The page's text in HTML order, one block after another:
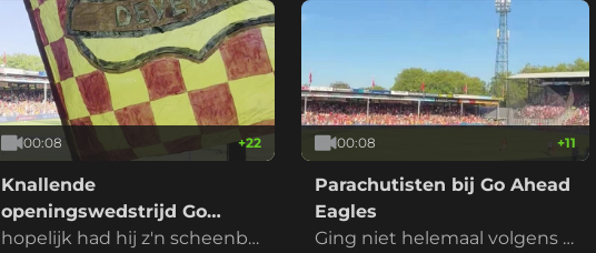
00:08 +22
Knallende
openingswedstrijd Go
Ahead Eagles
hopelijk had hij z'n scheenbe
00:08 +11
Parachutisten bij Go Ahead
Eagles
Ging niet helemaal volgens p